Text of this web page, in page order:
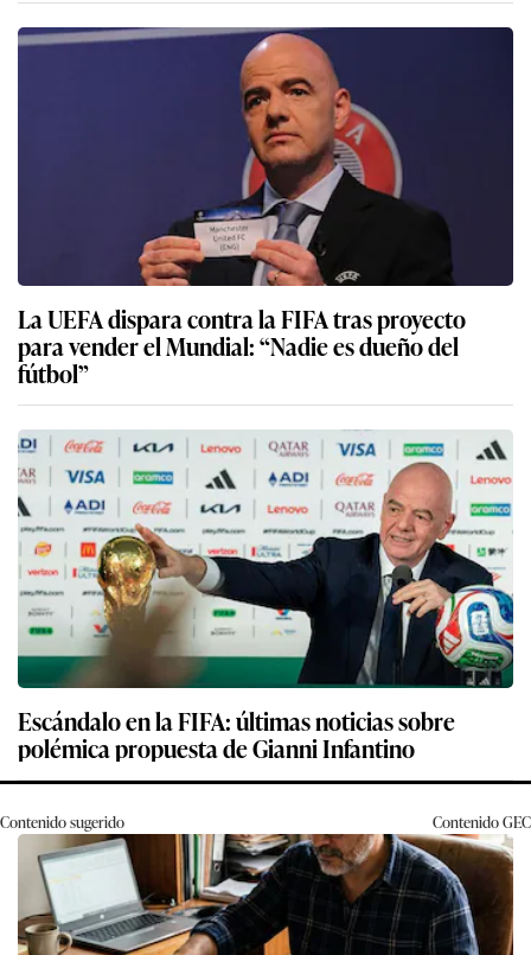
La UEFA dispara contra la FIFA tras proyecto
para vender el Mundial: “Nadie es dueño del
fútbol”
Escándalo en la FIFA: últimas noticias sobre
polémica propuesta de Gianni Infantino
Contenido sugerido ContenidoGEC